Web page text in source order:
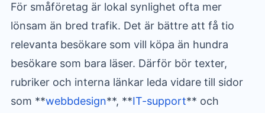
För småföretag är lokal synlighet ofta mer
lönsam än bred trafik. Det är bättre att få tio
relevanta besökare som vill köpa än hundra
besökare som bara läser. Därför bör texter,
rubriker och interna länkar leda vidare till sidor
som **webbdesign**, **IT-support** och